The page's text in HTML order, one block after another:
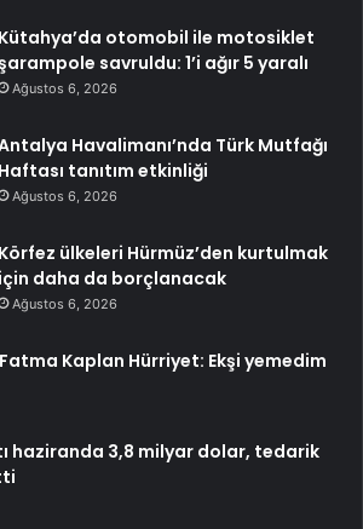
Kütahya’da otomobil ile motosiklet
savruldu: 1’i ağır 5 yaralı
Ağustos 6, 2026
Havalimanı’nda Türk Mutfağı
Haftası tanıtım etkinliği
Ağustos 6, 2026
Körfez ülkeleri Hürmüz’den kurtulmak
için daha da borçlanacak
Ağustos 6, 2026
Kaplan Hürriyet: Ekşi yemedim
haziranda 3,8 milyar dolar, tedarik